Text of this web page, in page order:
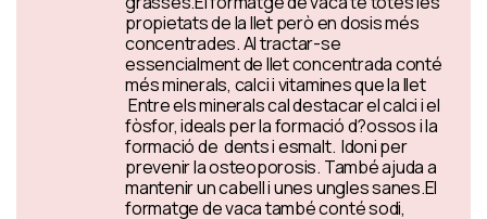
propietats de la llet però en dosis més
concentrades. Al tractar-se
essencialment de llet concentrada conté
més minerals, calci i vitamines que la llet
Entre els minerals cal destacar el calci i el
fòsfor, ideals per la formació d?ossos i la
formació de dents i esmalt. Idoni per
prevenir la osteoporosis. També ajuda a
mantenir un cabell i unes ungles sanes.El
formatge de vaca també conté sodi,